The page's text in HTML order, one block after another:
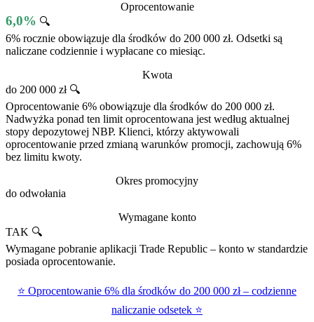
Oprocentowanie
6,0% 🔍
6% rocznie obowiązuje dla środków do 200 000 zł. Odsetki są
naliczane codziennie i wypłacane co miesiąc.
Kwota
do 200 000 zł 🔍
Oprocentowanie 6% obowiązuje dla środków do 200 000 zł.
Nadwyżka ponad ten limit oprocentowana jest według aktualnej
stopy depozytowej NBP. Klienci, którzy aktywowali
oprocentowanie przed zmianą warunków promocji, zachowują 6%
bez limitu kwoty.
Okres promocyjny
do odwołania
Wymagane konto
TAK 🔍
Wymagane pobranie aplikacji Trade Republic – konto w standardzie
posiada oprocentowanie.
⭐ Oprocentowanie 6% dla środków do 200 000 zł – codzienne
naliczanie odsetek ⭐